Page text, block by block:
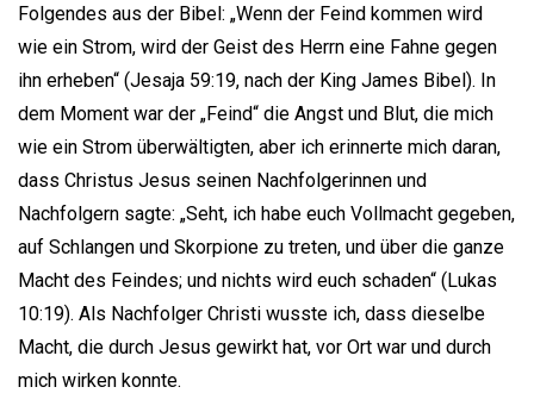
Folgendes aus der Bibel: „Wenn der Feind kommen wird
wie ein Strom, wird der Geist des Herrn eine Fahne gegen
ihn erheben“ (Jesaja 59:19, nach der King James Bibel). In
dem Moment war der „Feind“ die Angst und Blut, die mich
wie ein Strom überwältigten, aber ich erinnerte mich daran,
dass Christus Jesus seinen Nachfolgerinnen und
Nachfolgern sagte: „Seht, ich habe euch Vollmacht gegeben,
auf Schlangen und Skorpione zu treten, und über die ganze
Macht des Feindes; und nichts wird euch schaden“ (Lukas
10:19). Als Nachfolger Christi wusste ich, dass dieselbe
Macht, die durch Jesus gewirkt hat, vor Ort war und durch
mich wirken konnte.